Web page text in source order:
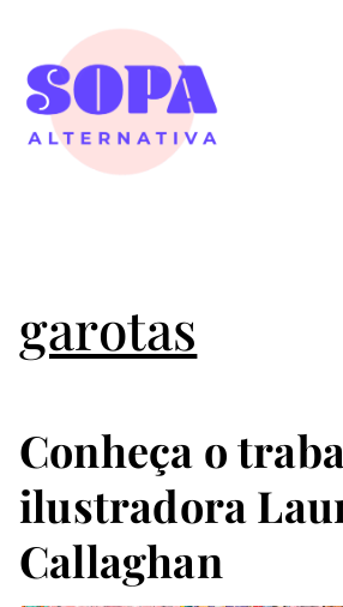
conteúdo
garotas
Conheça o
ilustradora
Callaghan